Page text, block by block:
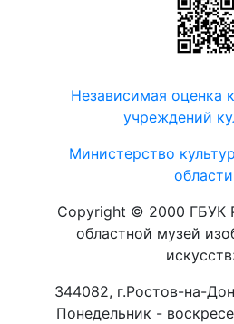
Независимая оценка
учреждений
Министерство
области
Copyright © 2000 ГБУК
областной музей
344082, г.Ростов-на-
Понедельник -